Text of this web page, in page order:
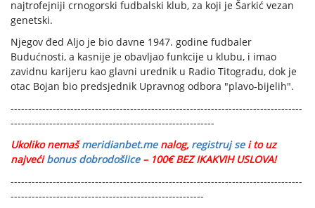
najtrofejniji crnogorski fudbalski klub, za koji je Šarkić vezan
genetski.
Njegov đed Aljo je bio davne 1947. godine fudbaler
Budućnosti, a kasnije je obavljao funkcije u klubu, i imao
zavidnu karijeru kao glavni urednik u Radio Titogradu, dok je
otac Bojan bio predsjednik Upravnog odbora "plavo-bijelih".
-----------------------------------------------------------------------------------
----------------------------------------------------------
Ukoliko nemašmeridianbet.menalog, registruj se i to uz
najvećibonus dobrodošlice– 100€ BEZ IKAKVIH USLOVA!
-----------------------------------------------------------------------------------
-------------------------------------------------------